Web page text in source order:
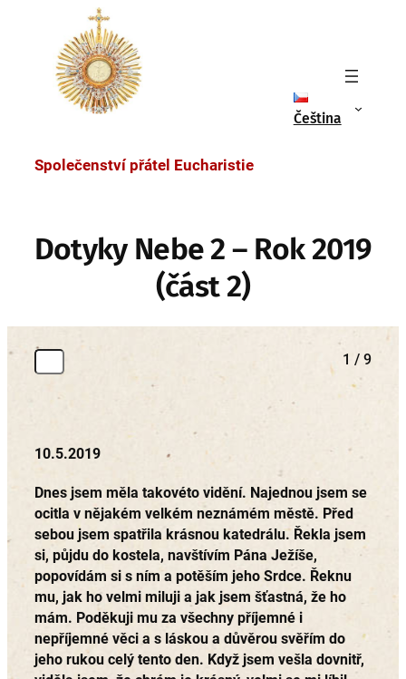
Společenství přátel Eucharistie
Čeština
Dotyky Nebe 2 – Rok 2019
(část 2)
1 / 9
10.5.2019
Dnes jsem měla takovéto vidění. Najednou jsem se
ocitla v nějakém velkém neznámém městě. Před
sebou jsem spatřila krásnou katedrálu. Řekla jsem
si, půjdu do kostela, navštívím Pána Ježíše,
popovídám si s ním a potěším jeho Srdce. Řeknu
mu, jak ho velmi miluji a jak jsem šťastná, že ho
mám. Poděkuji mu za všechny příjemné i
nepříjemné věci a s láskou a důvěrou svěřím do
jeho rukou celý tento den. Když jsem vešla dovnitř,